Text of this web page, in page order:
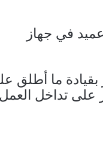
في جهاز
ما أطلق
على تداخل العمل